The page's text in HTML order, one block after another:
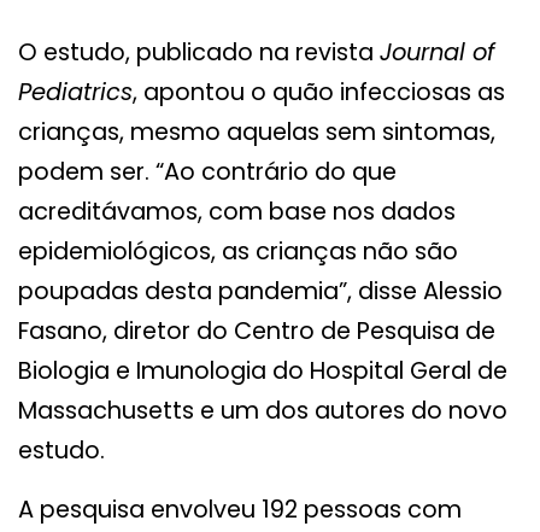
O estudo, publicado na revista Journal of
Pediatrics, apontou o quão infecciosas as
crianças, mesmo aquelas sem sintomas,
podem ser. “Ao contrário do que
acreditávamos, com base nos dados
epidemiológicos, as crianças não são
poupadas desta pandemia”, disse Alessio
Fasano, diretor do Centro de Pesquisa de
Biologia e Imunologia do Hospital Geral de
Massachusetts e um dos autores do novo
estudo.
A pesquisa envolveu 192 pessoas com